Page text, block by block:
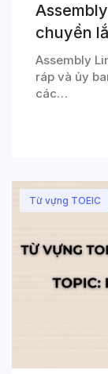
chuyền
Assembly
ráp và ủy
các…
Từ vựng TOEIC